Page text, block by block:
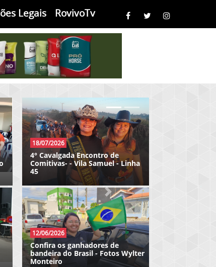
Legais RovivoTv
07/05/2026
Meta 21 - Inauguração na Av
Imigrantes em Porto Velho
27/04/2026
OAB - Cafe da manha com a
imprensa
Próximo